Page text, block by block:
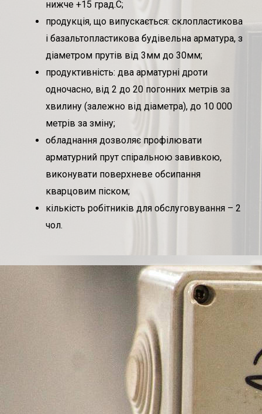
нижче +15 град.С;
продукція, що випускається: склопластикова
і базальтопластикова будівельна арматура, з
діаметром прутів від 3мм до 30мм;
продуктивність: два арматурні дроти
одночасно, від 2 до 20 погонних метрів за
хвилину (залежно від діаметра), до 10 000
метрів за зміну;
обладнання дозволяє профілювати
арматурний прут спіральною завивкою,
виконувати поверхневе обсипання
кварцовим піском;
кількість робітників для обслуговування – 2
чол.